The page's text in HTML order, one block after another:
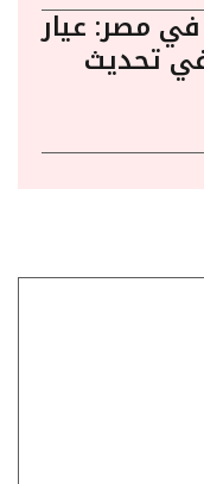
في مصر: عيار
في تحديث